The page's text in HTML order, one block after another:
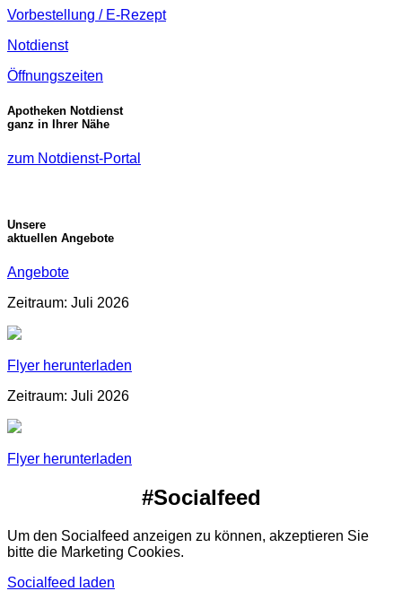
Vorbestellung / E-Rezept
Notdienst
Öffnungszeiten
Apotheken Notdienst
ganz in Ihrer Nähe
zum Notdienst-Portal
Unsere
aktuellen Angebote
Angebote
Zeitraum: Juli 2026
Flyer herunterladen
Zeitraum: Juli 2026
Flyer herunterladen
#Socialfeed
Um den Socialfeed anzeigen zu können, akzeptieren Sie
bitte die Marketing Cookies.
Socialfeed laden